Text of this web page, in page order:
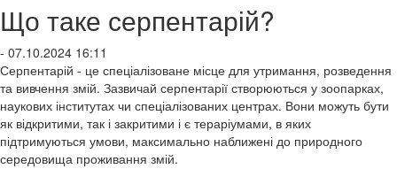
Що таке серпентарій?
- 07.10.2024 16:11
Серпентарій - це спеціалізоване місце для утримання, розведення
та вивчення змій. Зазвичай серпентарії створюються у зоопарках,
наукових інститутах чи спеціалізованих центрах. Вони можуть бути
як відкритими, так і закритими і є тераріумами, в яких
підтримуються умови, максимально наближені до природного
середовища проживання змій.